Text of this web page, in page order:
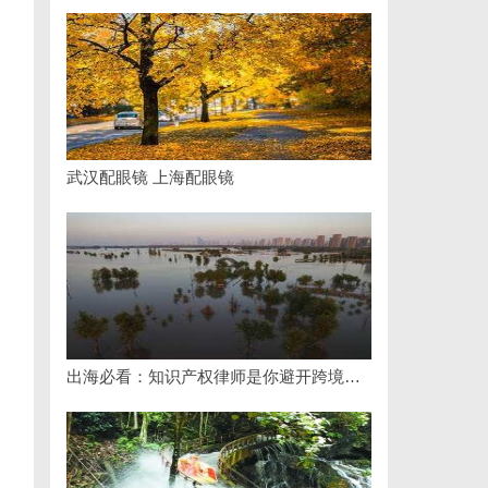
武汉配眼镜 上海配眼镜
出海必看：知识产权律师是你避开跨境雷区的安全垫